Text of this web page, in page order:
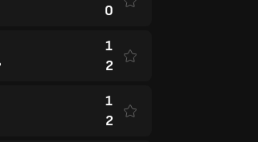
0
1
2
1
2